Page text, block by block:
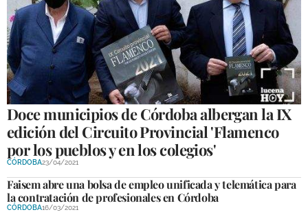
Doce municipios de Córdoba albergan la IX
edición del Circuito Provincial 'Flamenco
por los pueblos y en los colegios'
CÓRDOBA23/04/2021
Faisem abre una bolsa de empleo unificada y telemática para
la contratación de profesionales en Córdoba
CÓRDOBA16/03/2021